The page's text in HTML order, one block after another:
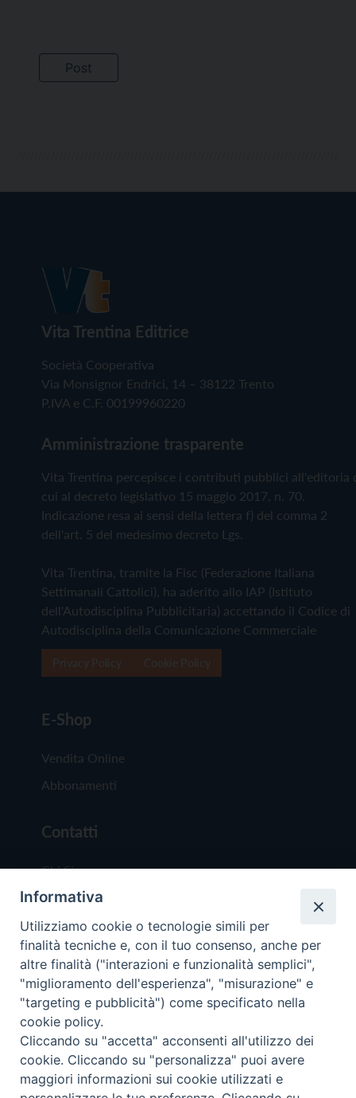
Vita Trentina Editrice
Società Cooperativa
Via Monsignor Endrici, 14 – 38122 Trento
P.IVA e C.F. 00199960220
Amministrazione trasparente
Vita Trentina percepisce i contributi pubblici all'editoria
cui al decreto legislativo 15 maggio 2017, n. 70.
Indicazione resa ai sensi della lettera f) del comma 2
dell'art. 5 del medesimo decreto Lgs.
Vita Trentina, tramite la Fisc (Federazione Italiana
Settimanali Cattolici), ha aderito allo IAP (Istituto
dell'Autodisciplina Pubblicitaria) accettando il Codice di
Autodisciplina della Comunicazione Commerciale
E-Shop
Vendita Online
Abbonamenti
Contatti
Chi Siamo
Redazione
Scrivici
Copyright © 2019 - Tutti i diritti riservati - Vita
Trentina Editrice
Privacy Policy
Informativa
Utilizziamo cookie o tecnologie simili per
finalità tecniche e, con il tuo consenso, anche per
altre finalità ("interazioni e funzionalità semplici",
"miglioramento dell'esperienza", "misurazione" e
"targeting e pubblicità") come specificato nella
cookie policy.
Cliccando su "accetta" acconsenti all'utilizzo dei
cookie. Cliccando su "personalizza" puoi avere
maggiori informazioni sui cookie utilizzati e